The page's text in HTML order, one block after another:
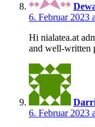
6. Februar 2023
Hi nialatea.at
and well-written
6. Februar 2023